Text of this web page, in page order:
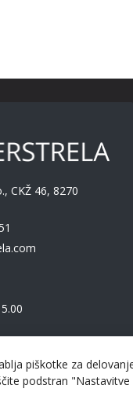
CKŽ 46, 8270
Vse pravice pridržane.
piškotke za
podstran